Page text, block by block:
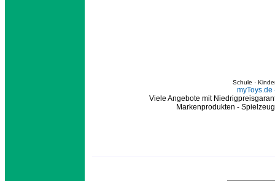
Schule ·
Viele Angebote mit
Markenprodukten -